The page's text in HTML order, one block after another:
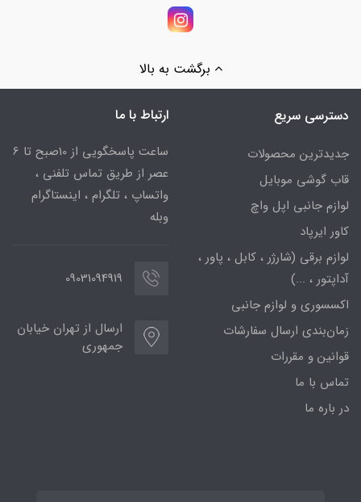
برگشت به بالا
دسترسی سریع
جدیدترین محصولات
قاب گوشی موبایل
لوازم جانبی اپل واچ
کاور ایرپاد
لوازم برقی (شارژر ، کابل ، پاور ،
آداپتور ، ...)
اکسسوری و لوازم جانبی
زمان‌بندی ارسال سفارشات
قوانین و مقررات
تماس با ما
در باره ما
ارتباط با ما
ساعت پاسخگویی از 10صبح تا 6
عصر از طریق تماس تلفنی ،
واتساپ ، تلگرام ، اینستاگرام
وبله
09031094919
ارسال از تهران خیابان
جمهوری